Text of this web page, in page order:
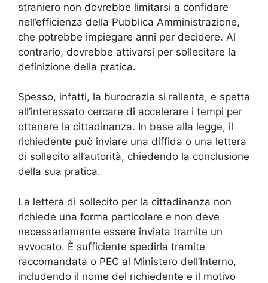
straniero non dovrebbe limitarsi a confidare
nell’efficienza della Pubblica Amministrazione,
che potrebbe impiegare anni per decidere. Al
contrario, dovrebbe attivarsi per sollecitare la
definizione della pratica.
Spesso, infatti, la burocrazia si rallenta, e spetta
all’interessato cercare di accelerare i tempi per
ottenere la cittadinanza. In base alla legge, il
richiedente può inviare una diffida o una lettera
di sollecito all’autorità, chiedendo la conclusione
della sua pratica.
La lettera di sollecito per la cittadinanza non
richiede una forma particolare e non deve
necessariamente essere inviata tramite un
avvocato. È sufficiente spedirla tramite
raccomandata o PEC al Ministero dell’Interno,
includendo il nome del richiedente e il motivo